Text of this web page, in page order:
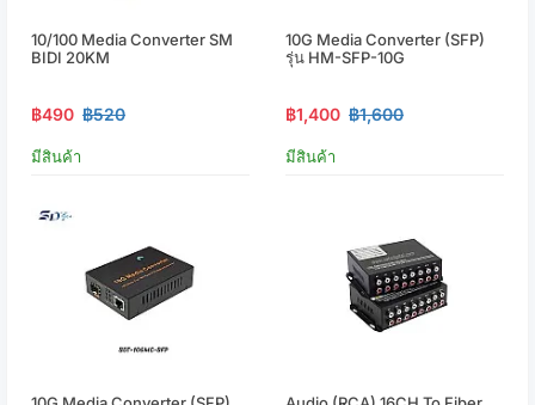
10/100 Media Converter SM
BIDI 20KM
฿490 ฿520
มีสินค้า
10G Media Converter (SFP)
รุ่น HM-SFP-10G
฿1,400 ฿1,600
มีสินค้า